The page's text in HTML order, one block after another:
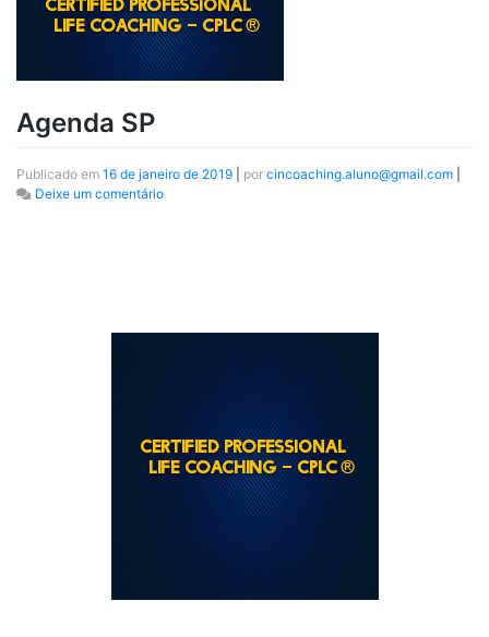
Agenda SP
Publicado em 16 de janeiro de 2019 por cincoaching.aluno@gmail.com
Deixe um comentário